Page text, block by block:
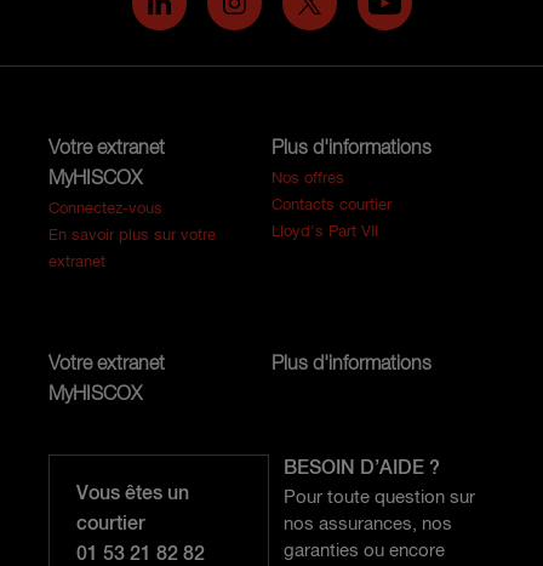
Votre extranet
MyHISCOX
Connectez-vous
En savoir plus sur votre
extranet
Plus d'informations
Nos offres
Contacts courtier
Lloyd's Part VII
Votre extranet
MyHISCOX
Plus d'informations
Vous êtes un
courtier
01 53 21 82 82
BESOIN D’AIDE ?
Pour toute question sur
nos assurances, nos
garanties ou encore